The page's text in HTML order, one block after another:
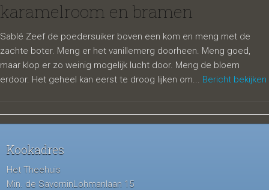
karamelroom en bramen
Sablé Zeef de poedersuiker boven een kom en meng met de
zachte boter. Meng er het vanillemerg doorheen. Meng goed,
maar klop er zo weinig mogelijk lucht door. Meng de bloem
erdoor. Het geheel kan eerst te droog lijken om... Bericht bekijken
Kookadres
Het Theehuis
Min. de SavorninLohmanlaan 15